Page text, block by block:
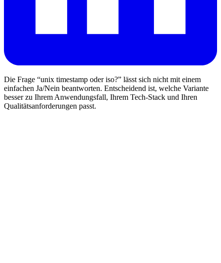
Die Frage “unix timestamp oder iso?” lässt sich nicht mit einem
einfachen Ja/Nein beantworten. Entscheidend ist, welche Variante
besser zu Ihrem Anwendungsfall, Ihrem Tech‑Stack und Ihren
Qualitätsanforderungen passt.